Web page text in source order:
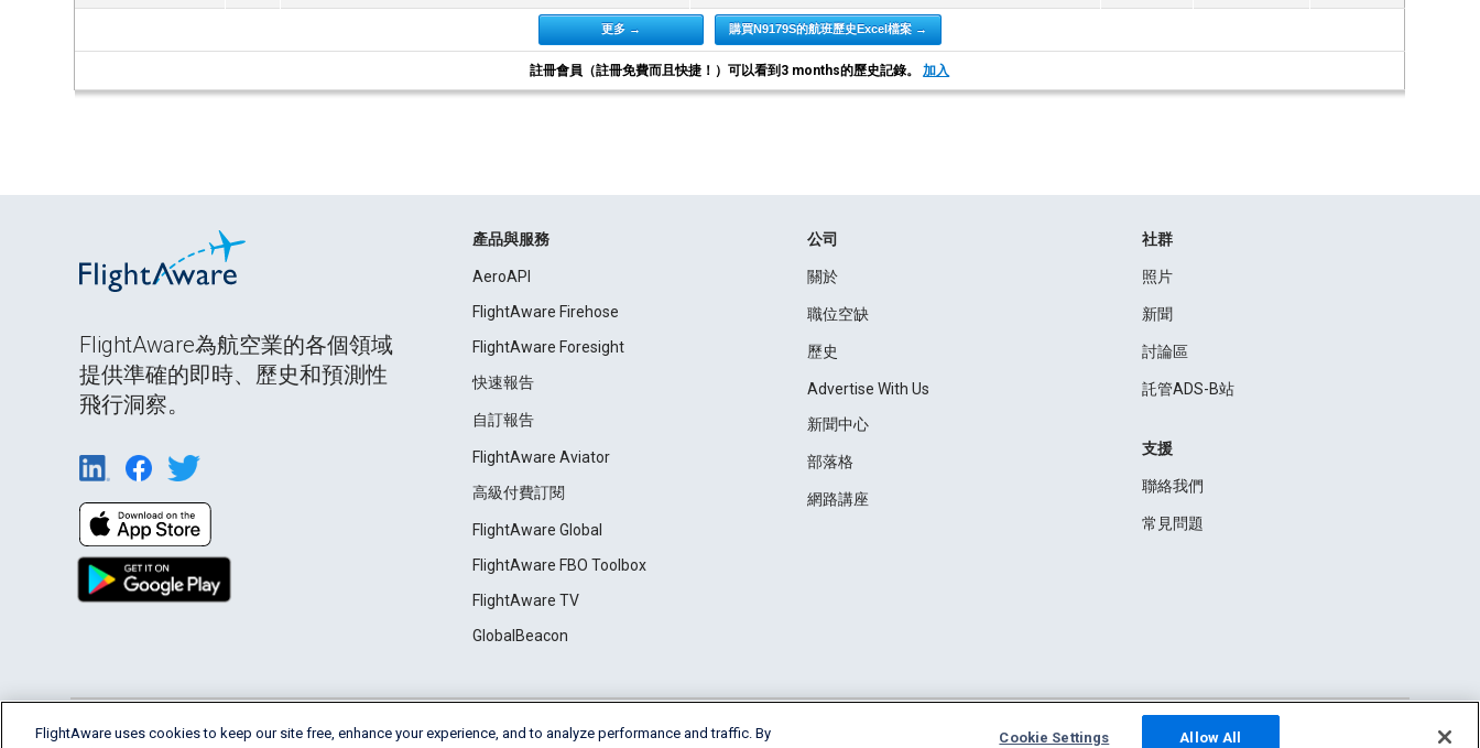
更多 → 購買N9179S的航班歷史Excel檔案 →
註冊會員（註冊免費而且快捷！）可以看到3 months的歷史記錄。加入
FlightAware為航空業的各個領域
提供準確的即時、歷史和預測性
飛行洞察。
產品與服務
AeroAPI
FlightAware Firehose
FlightAware Foresight
快速報告
自訂報告
FlightAware Aviator
高級付費訂閱
FlightAware Global
FlightAware FBO Toolbox
FlightAware TV
GlobalBeacon
公司
關於
職位空缺
歷史
Advertise With Us
新聞中心
部落格
網路講座
社群
照片
新聞
討論區
託管ADS-B站
支援
聯絡我們
常見問題
English (USA) 2026 FlightAware Terms of Use Privacy Cookie Settings
FlightAware uses cookies to keep our site free, enhance your experience, and to analyze performance and traffic. By
Cookie Settings Allow All